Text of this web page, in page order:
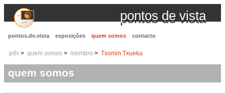
pontos de vista
pontos.de.vista exposições quem somos contacto
pdv quem somos membro Txomin Txueka
quem somos